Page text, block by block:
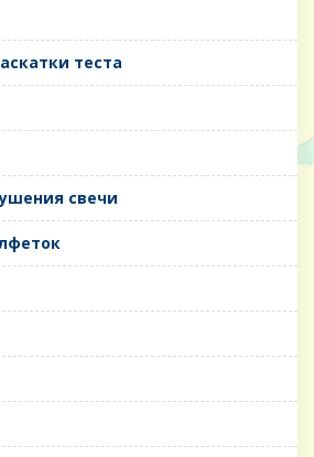
теста
свечи